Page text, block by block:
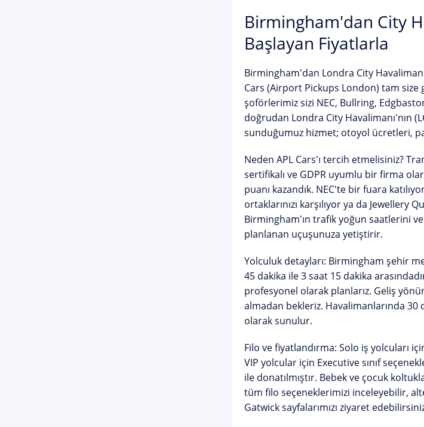
Birmingham'dan City
Başlayan Fiyatlarla
Birmingham'dan Londra City
Cars (Airport Pickups London) tam size
şoförlerimiz sizi NEC, Bullring,
doğrudan Londra City Havalimanı'nın
sunduğumuz hizmet; otoyol ücretleri,
Neden APL Cars'ı tercih etmelisiniz?
sertifikalı ve GDPR uyumlu bir firma
puanı kazandık. NEC'te bir fuara
ortaklarınızı karşılıyor ya da Jewellery
Birmingham'ın trafik yoğun saatlerini
planlanan uçuşunuza yetiştirir.
Yolculuk detayları: Birmingham şehir
45 dakika ile 3 saat 15 dakika
profesyonel olarak planlarız. Geliş
almadan bekleriz. Havalimanlarında
olarak sunulur.
Filo ve fiyatlandırma: Solo iş yolcuları
VIP yolcular için Executive sınıf
ile donatılmıştır. Bebek ve çocuk
tüm filo seçeneklerimizi inceleyebilir,
Gatwicksayfalarımızı ziyaret